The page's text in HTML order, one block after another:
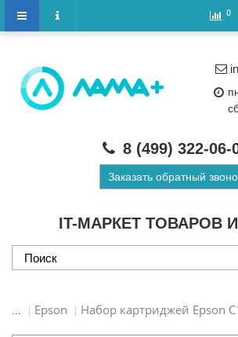
0
IT-МАРКЕТ ТОВАРОВ
8 (499) 322-06-
Заказать обратный
... Epson Набор картриджей Epson